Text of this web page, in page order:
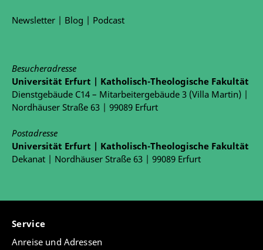
Newsletter | Blog | Podcast
Besucheradresse
Universität Erfurt | Katholisch-Theologische Fakultät
Dienstgebäude C14 – Mitarbeitergebäude 3 (Villa Martin) |
Nordhäuser Straße 63 | 99089 Erfurt
Postadresse
Universität Erfurt | Katholisch-Theologische Fakultät
Dekanat | Nordhäuser Straße 63 | 99089 Erfurt
Service
Anreise und Adressen